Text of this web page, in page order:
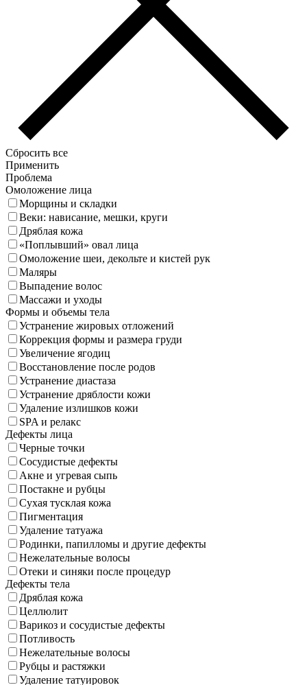
Сбросить все
Применить
Проблема
Омоложение лица
Морщины и складки
Веки: нависание, мешки, круги
Дряблая кожа
«Поплывший» овал лица
Омоложение шеи, декольте и кистей рук
Маляры
Выпадение волос
Массажи и уходы
Формы и объемы тела
Устранение жировых отложений
Коррекция формы и размера груди
Увеличение ягодиц
Восстановление после родов
Устранение диастаза
Устранение дряблости кожи
Удаление излишков кожи
SPA и релакс
Дефекты лица
Черные точки
Сосудистые дефекты
Акне и угревая сыпь
Постакне и рубцы
Сухая тусклая кожа
Пигментация
Удаление татуажа
Родинки, папилломы и другие дефекты
Нежелательные волосы
Отеки и синяки после процедур
Дефекты тела
Дряблая кожа
Целлюлит
Варикоз и сосудистые дефекты
Потливость
Нежелательные волосы
Рубцы и растяжки
Удаление татуировок